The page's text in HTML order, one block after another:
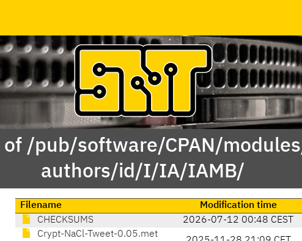
/pub/software/CPAN/
authors/id/I/IA/IAMB/
Filename Modification time
CHECKSUMS
2026-07-12 00:48 CEST
Crypt-NaCl-Tweet-0.05.met